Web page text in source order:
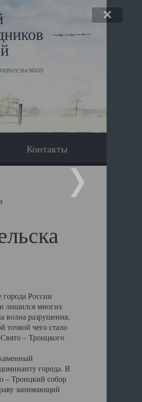
Контакты
России
лишился многих
волна разрушения,
точкой чего стало
– Троицкого
города. В
– Троицкий собор
занимающий